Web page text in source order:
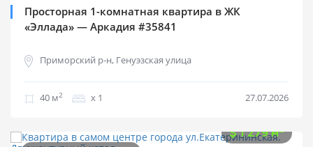
Просторная 1-комнатная квартира в ЖК
«Эллада» — Аркадия #35841
Приморский р-н, Генуэзская улица
40 м2 х 1 27.07.2026
$1 279 м2